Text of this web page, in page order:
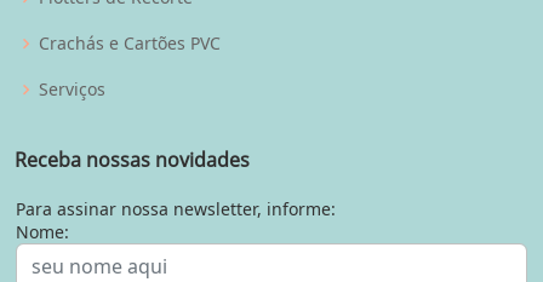
Crachás e Cartões PVC
Serviços
Receba nossas novidades
Para assinar nossa newsletter, informe:
Nome: